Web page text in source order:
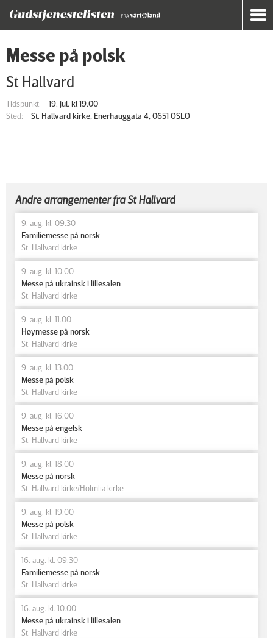
Messe på polsk
St Hallvard
Tidspunkt:
19. jul. kl 19.00
Sted:
St. Hallvard kirke, Enerhauggata 4, 0651 OSLO
Andre arrangementer fra St Hallvard
9. aug. kl. 09.30
Familiemesse på norsk
St. Hallvard kirke
9. aug. kl. 10.00
Messe på ukrainsk i lillesalen
St. Hallvard kirke
9. aug. kl. 11.00
Høymesse på norsk
St. Hallvard kirke
9. aug. kl. 13.00
Messe på polsk
St. Hallvard kirke
9. aug. kl. 16.00
Messe på engelsk
St. Hallvard kirke
9. aug. kl. 18.00
Messe på norsk
St. Hallvard kirke/Holmlia kirke
9. aug. kl. 19.00
Messe på polsk
St. Hallvard kirke
16. aug. kl. 09.30
Familiemesse på norsk
St. Hallvard kirke
16. aug. kl. 10.00
Messe på ukrainsk i lillesalen
St. Hallvard kirke